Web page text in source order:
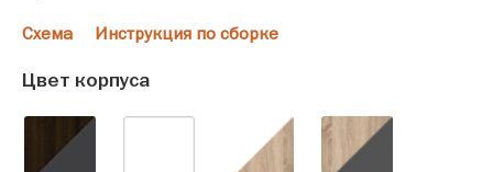
Схема Инструкция по сборке
Цвет корпуса